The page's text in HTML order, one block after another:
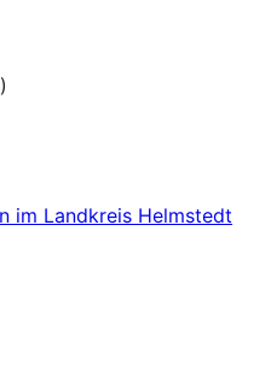
)
im Landkreis Helmstedt